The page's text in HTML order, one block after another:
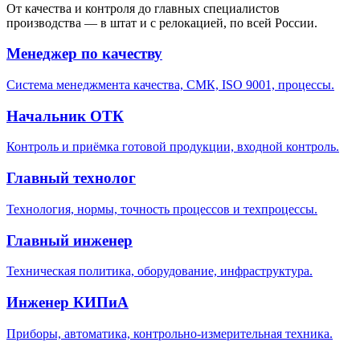
От качества и контроля до главных специалистов
производства — в штат и с релокацией, по всей России.
Менеджер по качеству
Система менеджмента качества, СМК, ISO 9001, процессы.
Начальник ОТК
Контроль и приёмка готовой продукции, входной контроль.
Главный технолог
Технология, нормы, точность процессов и техпроцессы.
Главный инженер
Техническая политика, оборудование, инфраструктура.
Инженер КИПиА
Приборы, автоматика, контрольно-измерительная техника.